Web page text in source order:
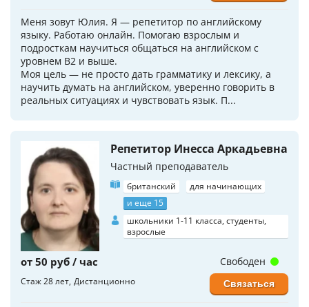
Меня зовут Юлия. Я — репетитор по английскому
языку. Работаю онлайн. Помогаю взрослым и
подросткам научиться общаться на английском с
уровнем B2 и выше.
Моя цель — не просто дать грамматику и лексику, а
научить думать на английском, уверенно говорить в
реальных ситуациях и чувствовать язык. П...
Репетитор Инесса Аркадьевна
Частный преподаватель
британский
для начинающих
и еще 15
школьники 1-11 класса, студенты,
взрослые
от 50 руб / час
Стаж 28 лет Дистанционно
Свободен
Связаться